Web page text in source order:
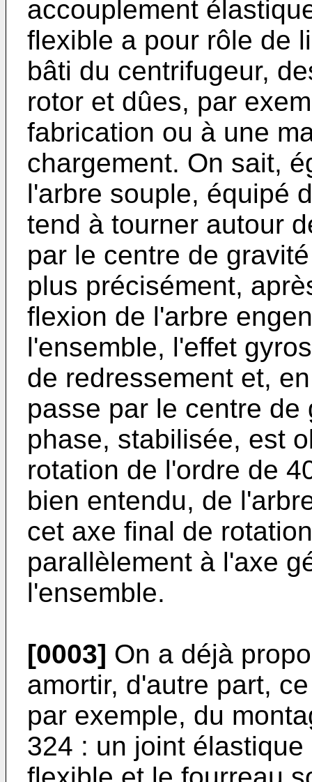
accouplement
flexible a pour rôle de
bâti du centrifugeur,
rotor et dûes, par
fabrication ou à une
chargement. On sait,
l'arbre souple, équipé
tend à tourner autour
par le centre de
plus précisément,
flexion de l'arbre
l'ensemble, l'effet
de redressement et,
passe par le centre
phase, stabilisée, est
rotation de l'ordre de
bien entendu, de
cet axe final de
parallèlement à l'axe
l'ensemble.
[0003] On a déjà
amortir, d'autre part,
par exemple, du
324 : un joint